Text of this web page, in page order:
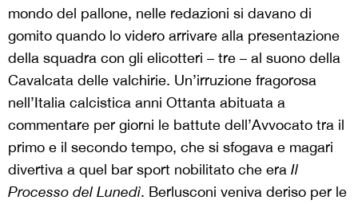
mondo del pallone, nelle redazioni si davano di
gomito quando lo videro arrivare alla presentazione
della squadra con gli elicotteri – tre – al suono della
Cavalcata delle valchirie. Un’irruzione fragorosa
nell’Italia calcistica anni Ottanta abituata a
commentare per giorni le battute dell’Avvocato tra il
primo e il secondo tempo, che si sfogava e magari
divertiva a quel bar sport nobilitato che era Il
Processo del Lunedì. Berlusconi veniva deriso per le